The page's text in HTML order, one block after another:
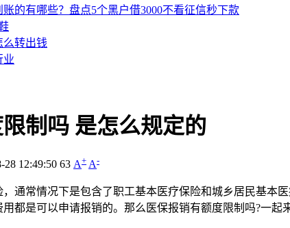
账的有哪些？盘点5个黑户借3000不看征信秒下款
么转出钱
业
制吗 是怎么规定的
28 12:49:50 63 A+ A-
通常情况下是包含了职工基本医疗保险和城乡居民基
都是可以申请报销的。那么医保报销有额度限制吗?一起